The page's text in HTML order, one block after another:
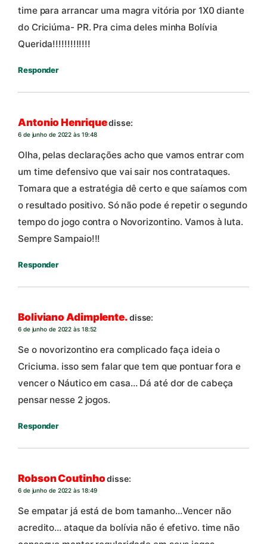
time para arrancar uma magra vitória por 1X0 diante
do Criciúma- PR. Pra cima deles minha Bolívia
Querida!!!!!!!!!!!!!
Responder
Antonio Henriquedisse:
6 de junho de 2022 às 19:48
Olha, pelas declarações acho que vamos entrar com
um time defensivo que vai sair nos contrataques.
Tomara que a estratégia dê certo e que saíamos com
o resultado positivo. Só não pode é repetir o segundo
tempo do jogo contra o Novorizontino. Vamos à luta.
Sempre Sampaio!!!
Responder
Boliviano Adimplente.disse:
6 de junho de 2022 às 18:52
Se o novorizontino era complicado faça ideia o
Criciuma. isso sem falar que tem que pontuar fora e
vencer o Náutico em casa… Dá até dor de cabeça
pensar nesse 2 jogos.
Responder
Robson Coutinho disse:
6 de junho de 2022 às 18:49
Se empatar já está de bom tamanho…Vencer não
acredito… ataque da bolívia não é efetivo. time não